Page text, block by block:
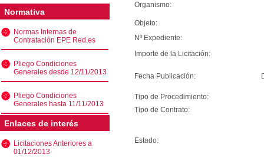
Normativa
Normas Internas de
Contratación EPE Red.es
Pliego Condiciones
Generales desde 12/11/2013
Pliego Condiciones
Generales hasta 11/11/2013
Enlaces de interés
Licitaciones Anteriores a
01/12/2013
Organismo:
Objeto:
Nº Expediente:
Importe de la Licitación:
Fecha Publicación:
Tipo de Procedimiento:
Tipo de Contrato:
Estado: